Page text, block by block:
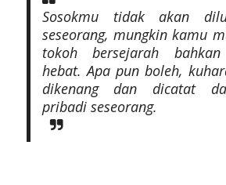
Sosokmu tidak akan
seseorang, mungkin kamu
tokoh bersejarah bahkan
hebat. Apa pun boleh,
dikenang dan dicatat
pribadi seseorang.